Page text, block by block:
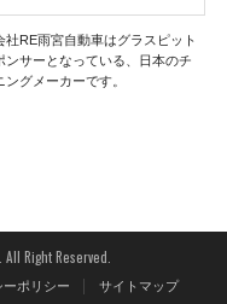
社RE雨宮自動車はグラスピット
ンサーとなっている、日本のチ
ングメーカーです。
Right Reserved.
ーポリシー サイトマップ